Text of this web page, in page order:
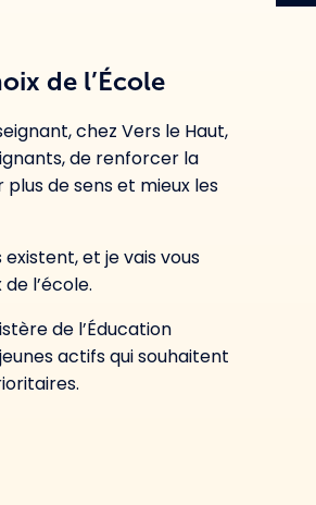
de l’École
chez Vers le Haut,
de renforcer la
de sens et mieux les
et je vais vous
l’école.
de l’Éducation
actifs qui souhaitent